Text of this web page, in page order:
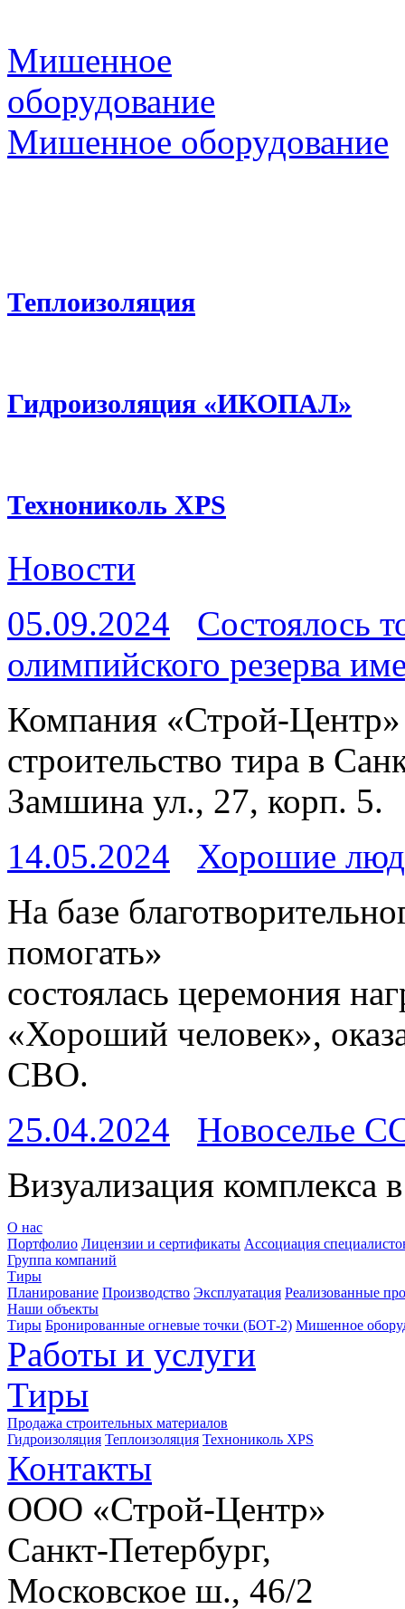
Мишенное
оборудование
Мишенное оборудование
Теплоизоляция
Гидроизоляция «ИКОПАЛ»
Технониколь XPS
Новости
05.09.2024
Состоялось
олимпийского резерва
Компания «Строй-Центр»
строительство тира в
Замшина ул., 27, корп. 5.
14.05.2024
Хорошие
На базе
помогать»
состоялась церемония
«Хороший человек»,
СВО.
25.04.2024
Новоселье
Визуализация комплекса
О нас
Портфолио Лицензии и сертификаты Ассоциация
Группа компаний
Тиры
Планирование Производство Эксплуатация Реализованные
Наши объекты
Тиры Бронированные огневые точки (БОТ-2) Мишенное
Работы и услуги
Тиры
Продажа строительных материалов
Гидроизоляция Теплоизоляция Технониколь XPS
Контакты
ООО «Строй-Центр»
Санкт-Петербург,
Московское ш., 46/2